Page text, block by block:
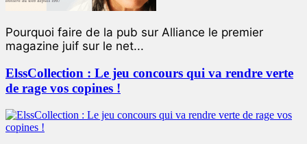
Pourquoi faire de la pub sur Alliance le premier
magazine juif sur le net...
ElssCollection : Le jeu concours qui va rendre verte
de rage vos copines !